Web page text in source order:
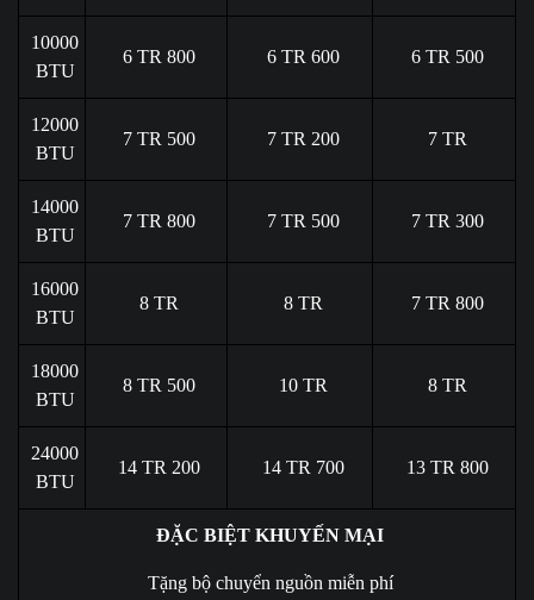
10000
BTU
6 TR 800 6 TR 600 6 TR 500
12000
BTU
7 TR 500 7 TR 200 7 TR
14000
BTU
7 TR 800 7 TR 500 7 TR 300
16000
BTU
8 TR 8 TR 7 TR 800
18000
BTU
8 TR 500 10 TR 8 TR
24000
BTU
14 TR 200 14 TR 700 13 TR 800
ĐẶC BIỆT KHUYẾN MẠI
Tặng bộ chuyển nguồn miễn phí